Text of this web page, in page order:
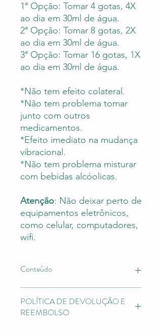
1ª Opção: Tomar 4 gotas, 4X
ao dia em 30ml de água.
2ª Opção: Tomar 8 gotas, 2X
ao dia em 30ml de água.
3ª Opção: Tomar 16 gotas, 1X
ao dia em 30ml de água.
*Não tem efeito colateral.
*Não tem problema tomar
junto com outros
medicamentos.
*Efeito imediato na mudança
vibracional.
*Não tem problema misturar
com bebidas alcóolicas.
Atenção: Não deixar perto de
equipamentos eletrônicos,
como celular, computadores,
wifi.
Conteúdo
concentrada líquida.
Volume:30 ml
POLÍTICA DE DEVOLUÇÃO E
REEMBOLSO